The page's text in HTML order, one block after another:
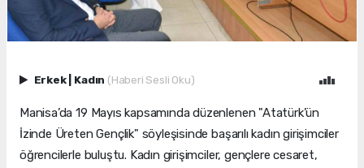
Erkek Kadın (Haberi Sesli Oku)
Manisa’da 19 Mayıs kapsamında düzenlenen "Atatürk’ün
İzinde Üreten Gençlik" söyleşisinde başarılı kadın girişimciler
öğrencilerle buluştu. Kadın girişimciler, gençlere cesaret,